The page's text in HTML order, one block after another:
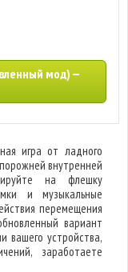
мод) —
игра от ладного
внутренней
на флешку
и музыкальные
перемещения
вариант
вашего устройства,
заработаете